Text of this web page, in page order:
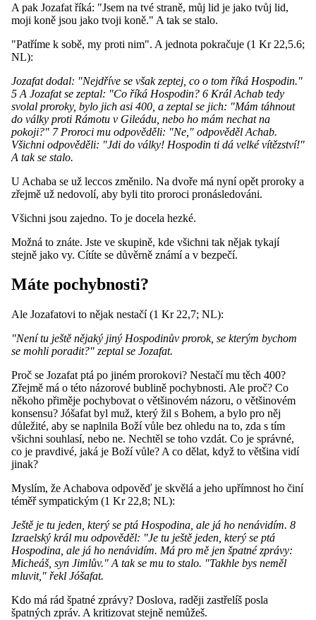
A pak Jozafat říká: "Jsem na tvé straně, můj lid je jako tvůj lid,
moji koně jsou jako tvoji koně." A tak se stalo.
"Patříme k sobě, my proti nim". A jednota pokračuje (1 Kr 22,5.6;
NL):
Jozafat dodal: "Nejdříve se však zeptej, co o tom říká Hospodin."
5 A Jozafat se zeptal: "Co říká Hospodin? 6 Král Achab tedy
svolal proroky, bylo jich asi 400, a zeptal se jich: "Mám táhnout
do války proti Rámotu v Gileádu, nebo ho mám nechat na
pokoji?" 7 Proroci mu odpověděli: "Ne," odpověděl Achab.
Všichni odpověděli: "Jdi do války! Hospodin ti dá velké vítězství!"
A tak se stalo.
U Achaba se už leccos změnilo. Na dvoře má nyní opět proroky a
zřejmě už nedovolí, aby byli tito proroci pronásledováni.
Všichni jsou zajedno. To je docela hezké.
Možná to znáte. Jste ve skupině, kde všichni tak nějak tykají
stejně jako vy. Cítíte se důvěrně známí a v bezpečí.
Máte pochybnosti?
Ale Jozafatovi to nějak nestačí (1 Kr 22,7; NL):
"Není tu ještě nějaký jiný Hospodinův prorok, se kterým bychom
se mohli poradit?" zeptal se Jozafat.
Proč se Jozafat ptá po jiném prorokovi? Nestačí mu těch 400?
Zřejmě má o této názorové bublině pochybnosti. Ale proč? Co
někoho přiměje pochybovat o většinovém názoru, o většinovém
konsensu? Jóšafat byl muž, který žil s Bohem, a bylo pro něj
důležité, aby se naplnila Boží vůle bez ohledu na to, zda s tím
všichni souhlasí, nebo ne. Nechtěl se toho vzdát. Co je správné,
co je pravdivé, jaká je Boží vůle? A co dělat, když to většina vidí
jinak?
Myslím, že Achabova odpověď je skvělá a jeho upřímnost ho činí
téměř sympatickým (1 Kr 22,8; NL):
Ještě je tu jeden, který se ptá Hospodina, ale já ho nenávidím. 8
Izraelský král mu odpověděl: "Je tu ještě jeden, který se ptá
Hospodina, ale já ho nenávidím. Má pro mě jen špatné zprávy:
Micheáš, syn Jimlův." A tak se mu to stalo. "Takhle bys neměl
mluvit," řekl Jóšafat.
Kdo má rád špatné zprávy? Doslova, raději zastřelíš posla
špatných zpráv. A kritizovat stejně nemůžeš.